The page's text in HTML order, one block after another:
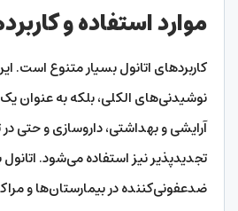
موارد استفاده و
کاربردهای اتانول بسیار متنوع است.
نوشیدنی‌های الکلی، بلکه به عنوان
آرایشی و بهداشتی، داروسازی و حتی
تجدیدپذیر نیز استفاده می‌شود.
ضدعفونی‌کننده در بیمارستان‌ها و